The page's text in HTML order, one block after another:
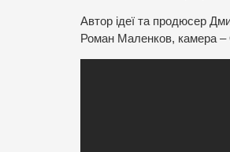
Автор ідеї та продюсер
Роман Маленков, камера